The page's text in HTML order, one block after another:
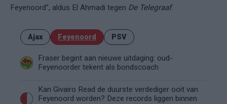
Feyenoord", aldus El Ahmadi tegen De Telegraaf.
Ajax Feyenoord PSV
Fraser begint aan nieuwe uitdaging: oud-
Feyenoorder tekent als bondscoach
Kan Givairo Read de duurste verdediger ooit van
Feyenoord worden? Deze records liggen binnen